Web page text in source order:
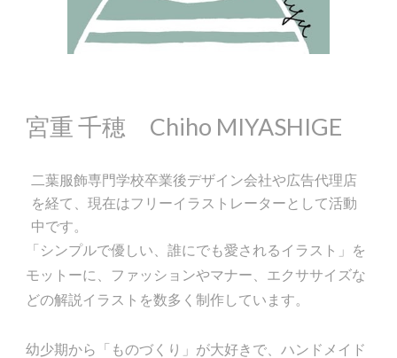
宮重 千穂 Chiho MIYASHIGE
二葉服飾専門学校卒業後デザイン会社や広告代理店
を経て、 現在はフリーイラストレーターとして活動
中です。
「シンプルで優しい、誰にでも愛されるイラスト」を
モットーに、ファッションやマナー、エクササイズな
どの解説イラストを数多く制作しています。
幼少期から「ものづくり」が大好きで、ハンドメイド